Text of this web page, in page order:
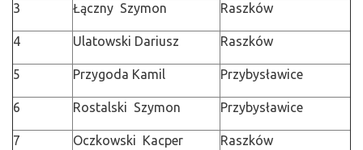
3 Łączny Szymon Raszków
4 Ulatowski Dariusz Raszków
5 Przygoda Kamil Przybysławice
6 Rostalski Szymon Przybysławice
7 Oczkowski Kacper Raszków